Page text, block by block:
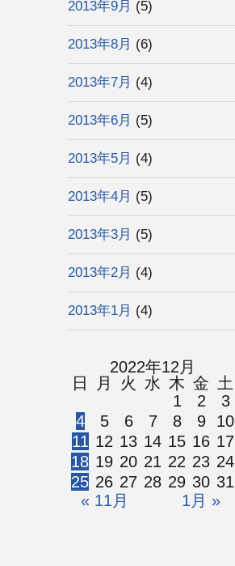
2013年9月 (5)
2013年8月 (6)
2013年7月 (4)
2013年6月 (5)
2013年5月 (4)
2013年4月 (5)
2013年3月 (5)
2013年2月 (4)
2013年1月 (4)
2022年12月
日
月 火 水 木 金 土
« 11月 1月 »
1 2
3
4
5 6 7 8 9
10
11 12 13 14 15 16 17
18 19 20 21 22 23 24
25 26 27 28 29 30 31